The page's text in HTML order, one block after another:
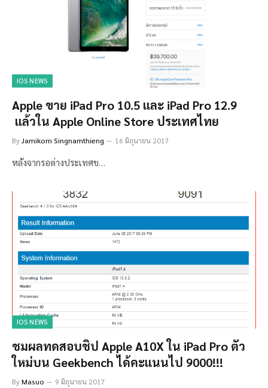
IOS NEWS
Apple ขาย iPad Pro 10.5 และ iPad Pro 12.9
แล้วใน Apple Online Store ประเทศไทย
ByJamikorn Singnamthieng 16 มิถุนายน 2017
หลังจากรอต่างประเทศข…
IOS NEWS
ชมผลทดสอบชิป Apple A10X ใน iPad Pro ตัว
ใหม่บน Geekbench ได้คะแนนไป 9000!!!
ByMasuo 9 มิถุนายน 2017